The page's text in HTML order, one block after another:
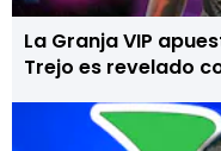
La Granja VIP
Trejo es revelado